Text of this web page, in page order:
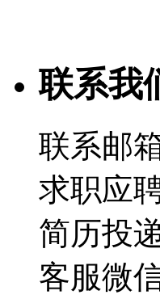
联系我
联系邮
求职应
简历投
客服微